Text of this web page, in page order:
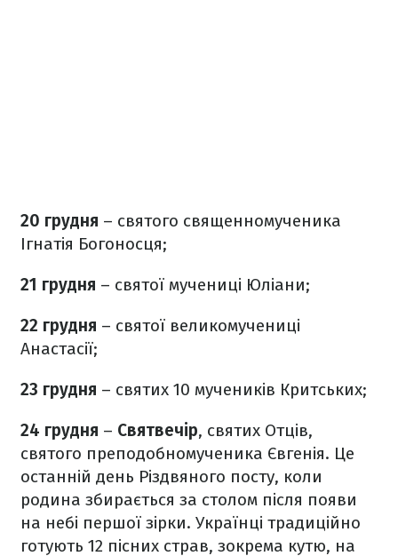
20 грудня – святого священномученика
Ігнатія Богоносця;
21 грудня – святої мучениці Юліани;
22 грудня – святої великомучениці
Анастасії;
23 грудня – святих 10 мучеників Критських;
24 грудня – Святвечір, святих Отців,
святого преподобномученика Євгенія. Це
останній день Різдвяного посту, коли
родина збирається за столом після появи
на небі першої зірки. Українці традиційно
готують 12 пісних страв, зокрема кутю, на